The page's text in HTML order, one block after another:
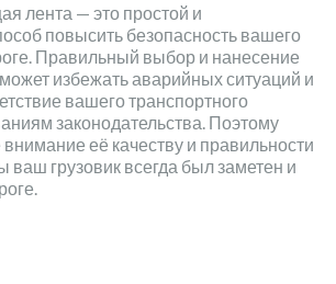
лента — это простой и
повысить безопасность вашего
Правильный выбор и нанесение
избежать аварийных ситуаций и
вашего транспортного
законодательства. Поэтому
её качеству и правильности
ваш грузовик всегда был заметен и